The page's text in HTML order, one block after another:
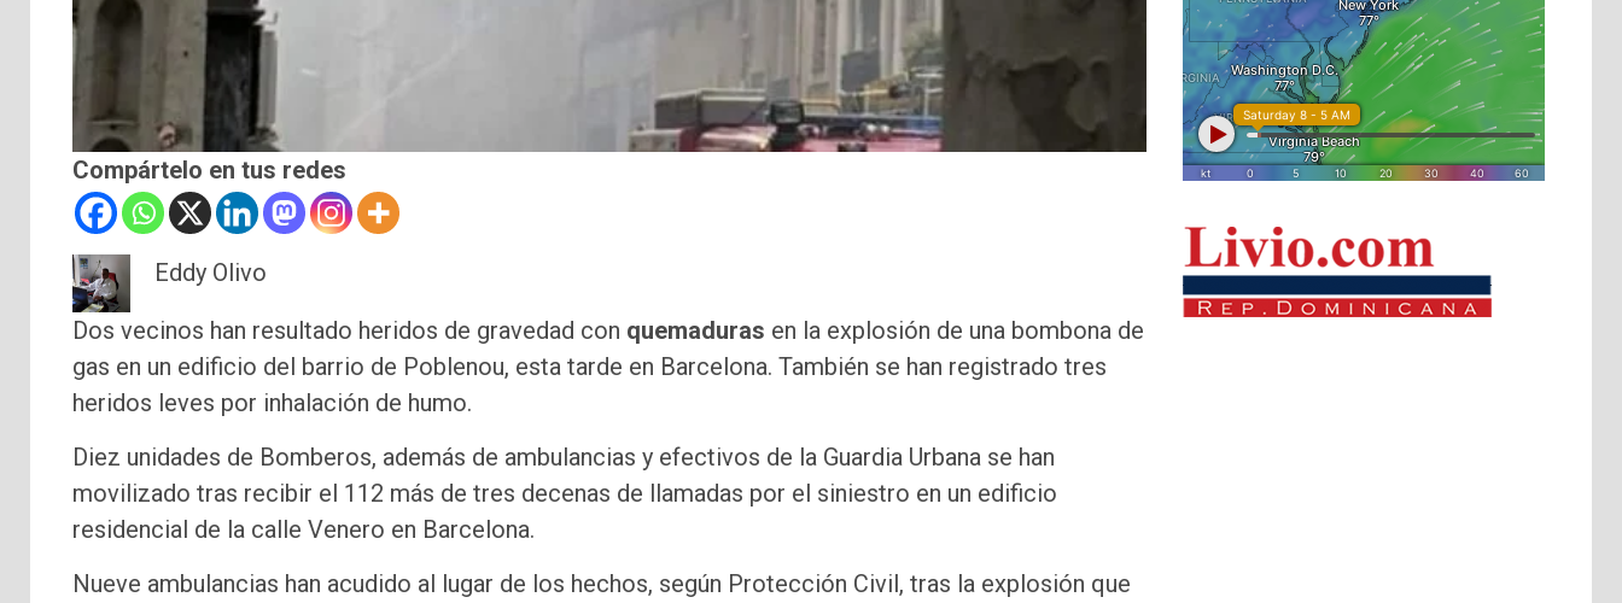
Compártelo en tus redes
Eddy Olivo
Dos vecinos han resultado heridos de gravedad con quemaduras en la explosión de una bombona de
gas en un edificio del barrio de Poblenou, esta tarde en Barcelona. También se han registrado tres
heridos leves por inhalación de humo.
Diez unidades de Bomberos, además de ambulancias y efectivos de la Guardia Urbana se han
movilizado tras recibir el 112 más de tres decenas de llamadas por el siniestro en un edificio
residencial de la calle Venero en Barcelona.
Nueve ambulancias han acudido al lugar de los hechos, según Protección Civil, tras la explosión que